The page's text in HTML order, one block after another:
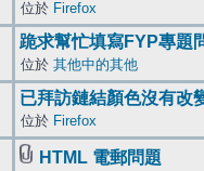
位於 Firefox
跪求幫忙填寫FYP專題
位於 其他中的其他
已拜訪鏈結顏色沒有改
位於 Firefox
HTML 電郵問題